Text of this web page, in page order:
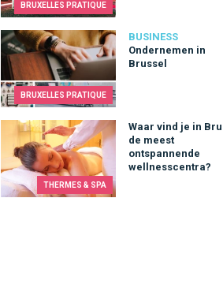
BRUXELLES PRATIQUE
BRUXELLES PRATIQUE
BUSINESS
Ondernemen in
Brussel
Ondernemen in Brussel
THERMES & SPA
Waar vind je in
de meest
ontspannende
wellnesscentra?
Waar vind je in Brussel de meest